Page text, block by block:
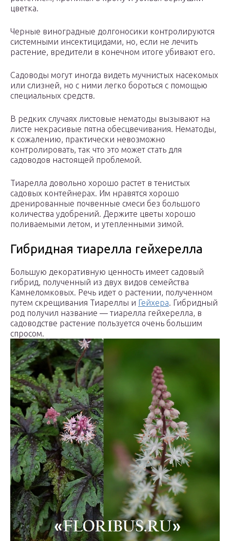
цветка.
Черные виноградные долгоносики контролируются
системными инсектицидами, но, если не лечить
растение, вредители в конечном итоге убивают его.
Садоводы могут иногда видеть мучнистых насекомых
или слизней, но с ними легко бороться с помощью
специальных средств.
В редких случаях листовые нематоды вызывают на
листе некрасивые пятна обесцвечивания. Нематоды,
к сожалению, практически невозможно
контролировать, так что это может стать для
садоводов настоящей проблемой.
Тиарелла довольно хорошо растет в тенистых
садовых контейнерах. Им нравятся хорошо
дренированные почвенные смеси без большого
количества удобрений. Держите цветы хорошо
поливаемыми летом, и утепленными зимой.
Гибридная тиарелла гейхерелла
Большую декоративную ценность имеет садовый
гибрид, полученный из двух видов семейства
Камнеломковых. Речь идет о растении, полученном
путем скрещивания Тиареллы и Гейхера. Гибридный
род получил название — тиарелла гейхерелла, в
садоводстве растение пользуется очень большим
спросом.